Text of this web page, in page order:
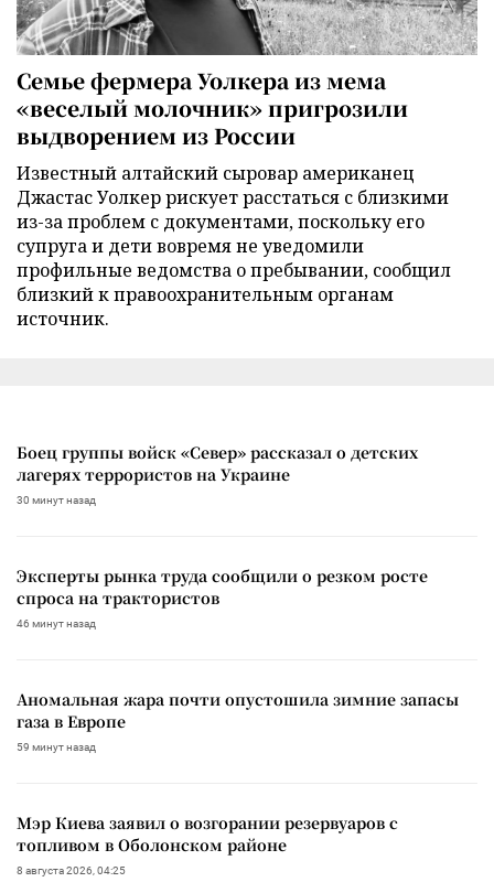
Семье фермера Уолкера из мема
«веселый молочник» пригрозили
выдворением из России
Известный алтайский сыровар американец
Джастас Уолкер рискует расстаться с близкими
из-за проблем с документами, поскольку его
супруга и дети вовремя не уведомили
профильные ведомства о пребывании, сообщил
близкий к правоохранительным органам
источник.
Боец группы войск «Север» рассказал о детских
лагерях террористов на Украине
30 минут назад
Эксперты рынка труда сообщили о резком росте
спроса на трактористов
46 минут назад
Аномальная жара почти опустошила зимние запасы
газа в Европе
59 минут назад
Мэр Киева заявил о возгорании резервуаров с
топливом в Оболонском районе
8 августа 2026, 04:25